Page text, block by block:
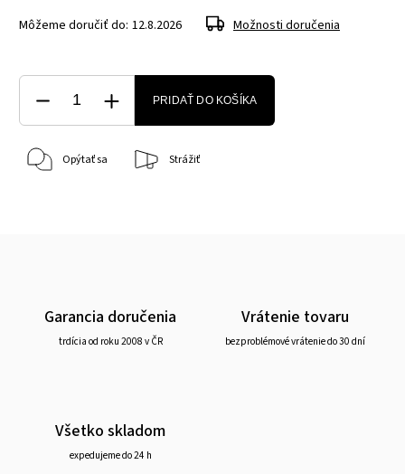
Môžeme doručiť do: 12.8.2026 Možnosti doručenia
PRIDAŤ DO KOŠÍKA
Opýtať sa Strážiť
Garancia doručenia
trdícia od roku 2008 v ČR
Vrátenie tovaru
bezproblémové vrátenie do 30 dní
Všetko skladom
expedujeme do 24 h